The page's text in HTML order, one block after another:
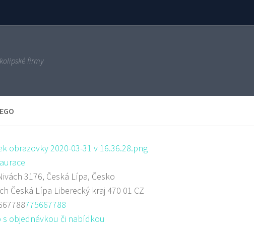
firmy
3176, Česká Lípa, Česko
Česká Lípa Liberecký kraj 470 01 CZ
775667788
s objednávkou či nabídkou